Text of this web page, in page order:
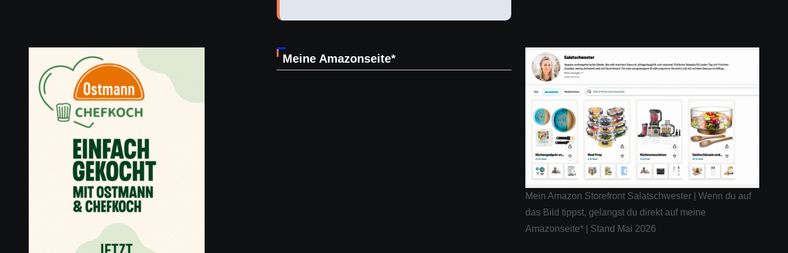
Meine Amazonseite*
Mein Amazon Storefront Salatschwester | Wenn du auf
das Bild tippst, gelangst du direkt auf meine
Amazonseite* | Stand Mai 2026